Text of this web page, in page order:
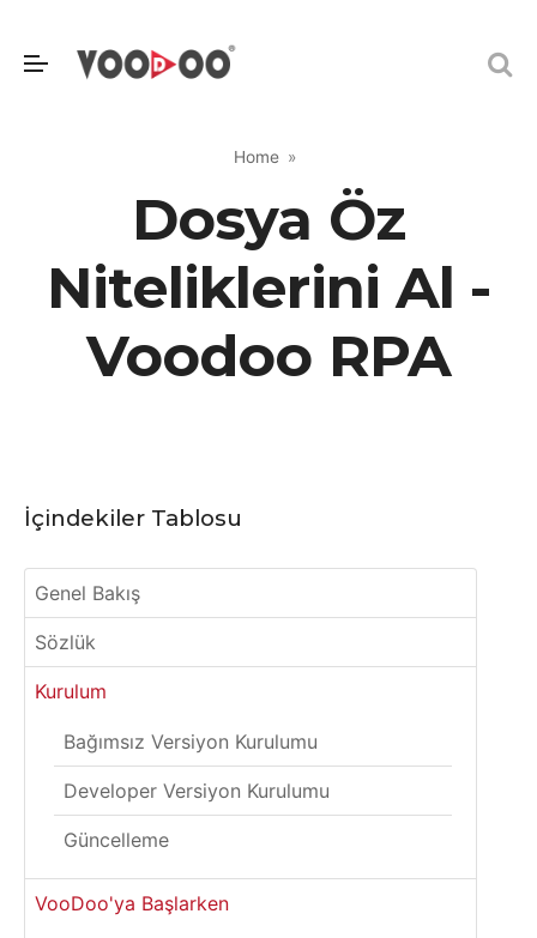
Home
Dosya Öz
Niteliklerini Al -
Voodoo RPA
İçindekiler Tablosu
Genel Bakış
Sözlük
Kurulum
Bağımsız Versiyon Kurulumu
Developer Versiyon Kurulumu
Güncelleme
VooDoo'ya Başlarken